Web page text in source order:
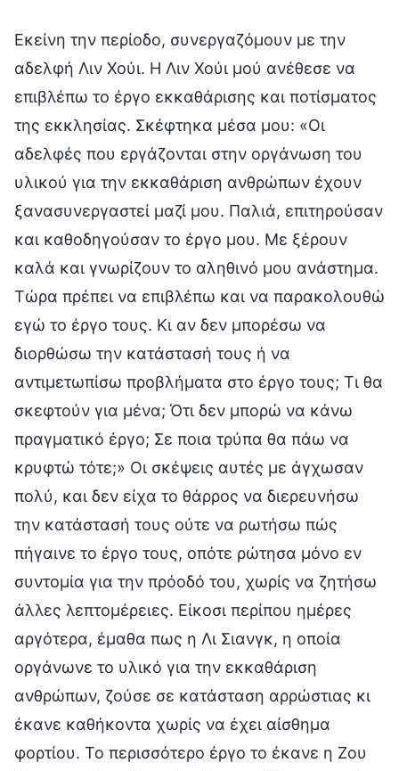
Εκείνη την περίοδο, συνεργαζόμουν με την
αδελφή Λιν Χούι. Η Λιν Χούι μού ανέθεσε να
επιβλέπω το έργο εκκαθάρισης και ποτίσματος
της εκκλησίας. Σκέφτηκα μέσα μου: «Οι
αδελφές που εργάζονται στην οργάνωση του
υλικού για την εκκαθάριση ανθρώπων έχουν
ξανασυνεργαστεί μαζί μου. Παλιά, επιτηρούσαν
και καθοδηγούσαν το έργο μου. Με ξέρουν
καλά και γνωρίζουν το αληθινό μου ανάστημα.
Τώρα πρέπει να επιβλέπω και να παρακολουθώ
εγώ το έργο τους. Κι αν δεν μπορέσω να
διορθώσω την κατάστασή τους ή να
αντιμετωπίσω προβλήματα στο έργο τους; Τι θα
σκεφτούν για μένα; Ότι δεν μπορώ να κάνω
πραγματικό έργο; Σε ποια τρύπα θα πάω να
κρυφτώ τότε;» Οι σκέψεις αυτές με άγχωσαν
πολύ, και δεν είχα το θάρρος να διερευνήσω
την κατάστασή τους ούτε να ρωτήσω πώς
πήγαινε το έργο τους, οπότε ρώτησα μόνο εν
συντομία για την πρόοδό του, χωρίς να ζητήσω
άλλες λεπτομέρειες. Είκοσι περίπου ημέρες
αργότερα, έμαθα πως η Λι Σιανγκ, η οποία
οργάνωνε το υλικό για την εκκαθάριση
ανθρώπων, ζούσε σε κατάσταση αρρώστιας κι
έκανε καθήκοντα χωρίς να έχει αίσθημα
φορτίου. Το περισσότερο έργο το έκανε η Ζου